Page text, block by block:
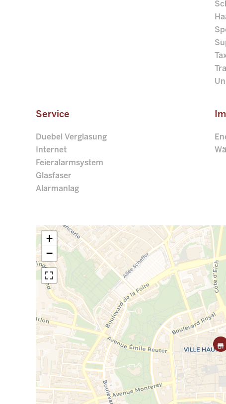
Service
Duebel Verglasung
Internet
Feieralarmsystem
Glasfaser
Alarmanlag
+
−